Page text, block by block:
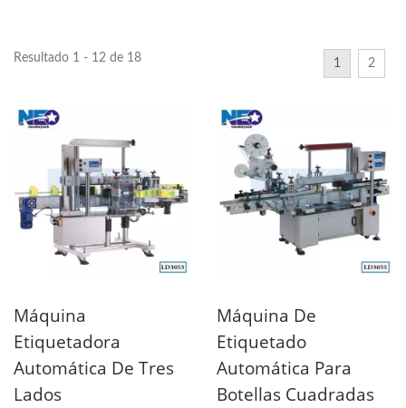
Resultado 1 - 12 de 18 1 2
Máquina
Etiquetadora
Automática De Tres
Lados
Máquina De
Etiquetado
Automática Para
Botellas Cuadradas